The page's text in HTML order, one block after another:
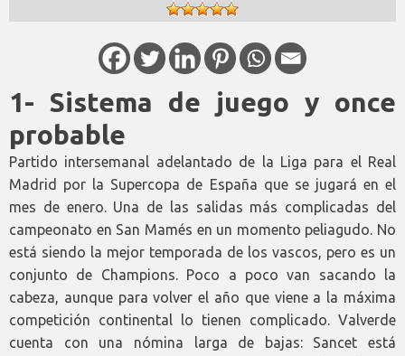
1- Sistema de juego y once
probable
Partido intersemanal adelantado de la Liga para el Real
Madrid por la Supercopa de España que se jugará en el
mes de enero. Una de las salidas más complicadas del
campeonato en San Mamés en un momento peliagudo. No
está siendo la mejor temporada de los vascos, pero es un
conjunto de Champions. Poco a poco van sacando la
cabeza, aunque para volver el año que viene a la máxima
competición continental lo tienen complicado. Valverde
cuenta con una nómina larga de bajas: Sancet está